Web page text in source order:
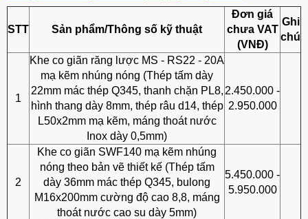
STT Sản phẩm/Thông số kỹ thuật
Đơn giá
chưa VAT
(VNĐ)
Ghi
chú
1
Khe co giãn răng lược MS - RS22 - 20A
mạ kẽm nhúng nóng (Thép tấm dày
22mm mác thép Q345, thanh chặn PL8,
hình thang dày 8mm, thép râu d14, thép
L50x2mm mạ kẽm, máng thoát nước
Inox dày 0,5mm)
2.450.000 -
2.950.000
2
Khe co giãn SWF140 mạ kẽm nhúng
nóng theo bản vẽ thiết kế (Thép tấm
dày 36mm mác thép Q345, bulong
M16x200mm cường độ cao 8,8, máng
thoát nước cao su dày 5mm)
5.450.000 -
5.950.000